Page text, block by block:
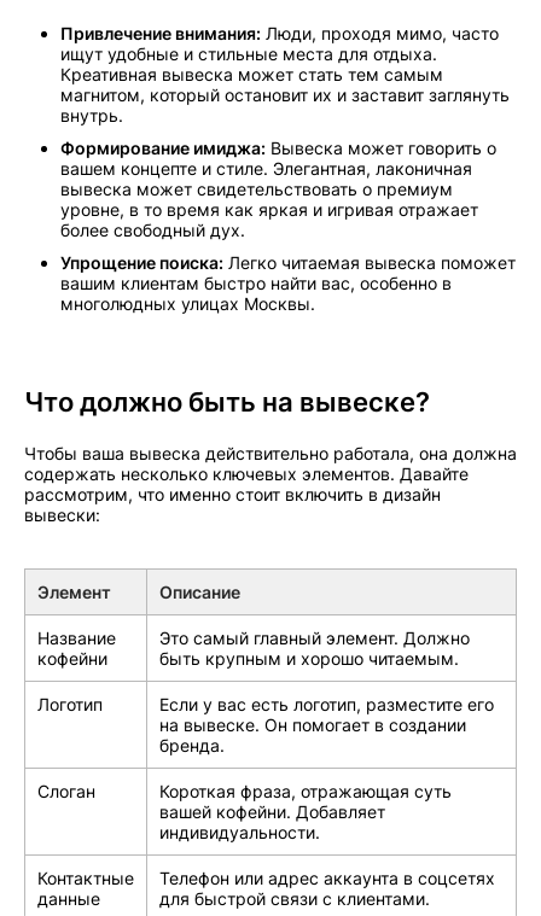
Привлечение внимания: Люди, проходя мимо, часто
ищут удобные и стильные места для отдыха.
Креативная вывеска может стать тем самым
магнитом, который остановит их и заставит заглянуть
внутрь.
Формирование имиджа: Вывеска может говорить о
вашем концепте и стиле. Элегантная, лаконичная
вывеска может свидетельствовать о премиум
уровне, в то время как яркая и игривая отражает
более свободный дух.
Упрощение поиска: Легко читаемая вывеска поможет
вашим клиентам быстро найти вас, особенно в
многолюдных улицах Москвы.
Что должно быть на вывеске?
Чтобы ваша вывеска действительно работала, она должна
содержать несколько ключевых элементов. Давайте
рассмотрим, что именно стоит включить в дизайн
вывески:
Элемент Описание
Название
кофейни
Это самый главный элемент. Должно
быть крупным и хорошо читаемым.
Логотип
Если у вас есть логотип, разместите его
на вывеске. Он помогает в создании
бренда.
Слоган
Короткая фраза, отражающая суть
вашей кофейни. Добавляет
индивидуальности.
Контактные
данные
Телефон или адрес аккаунта в соцсетях
для быстрой связи с клиентами.